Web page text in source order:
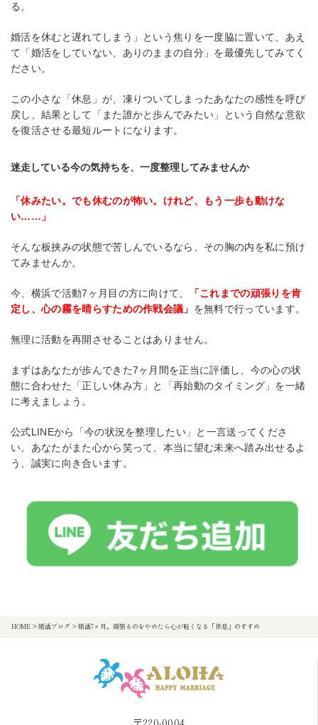
る。
婚活を休むと遅れてしまう」という焦りを一度脇に置いて、あえ
て「婚活をしていない、ありのままの自分」を最優先してみてく
ださい。
この小さな「休息」が、凍りついてしまったあなたの感性を呼び
戻し、結果として「また誰かと歩んでみたい」という自然な意欲
を復活させる最短ルートになります。
迷走している今の気持ちを、一度整理してみませんか
「休みたい。でも休むのが怖い。けれど、もう一歩も動けな
い……」
そんな板挟みの状態で苦しんでいるなら、その胸の内を私に預け
てみませんか。
今、横浜で活動7ヶ月目の方に向けて、
「これまでの頑張りを肯
定し、心の霧を晴らすための作戦会議」 を無料で行っています。
無理に活動を再開させることはありません。
まずはあなたが歩んできた7ヶ月間を正当に評価し、今の心の状
態に合わせた「正しい休み方」と「再始動のタイミング」を一緒
に考えましょう。
公式LINEから「今の状況を整理したい」と一言送ってくださ
い。あなたがまた心から笑って、本当に望む未来へ踏み出せるよ
う、誠実に向き合います。
HOME>婚活ブログ>婚活7ヶ月。頑張るのをやめたら心が軽くなる「休息」のすすめ